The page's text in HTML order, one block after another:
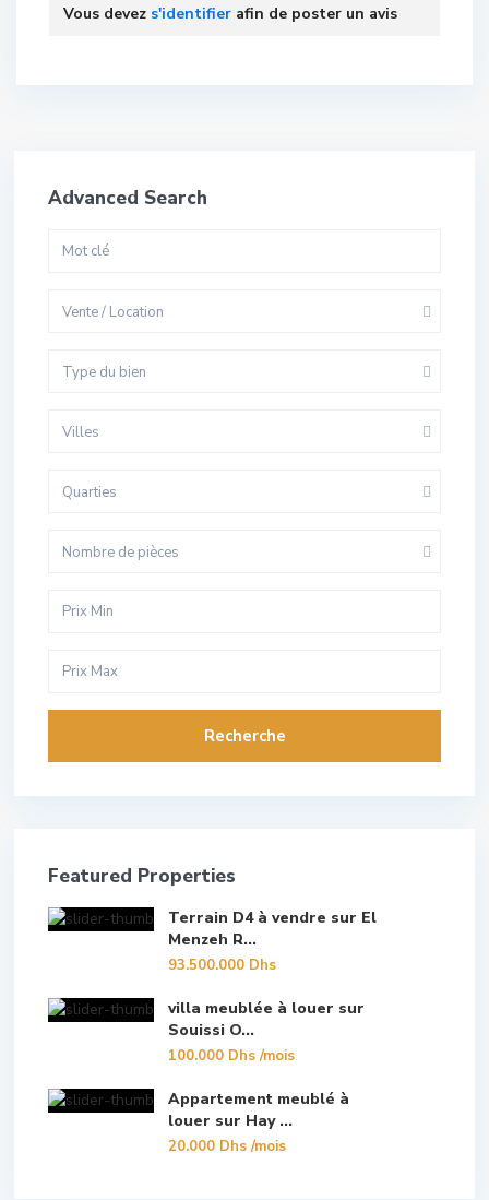
Vous devez s'identifier afin de poster un avis
Advanced Search
Vente / Location
Type du bien
Villes
Quarties
Nombre de pièces
Recherche
Featured Properties
Terrain D4 à vendre sur El
Menzeh R...
93.500.000 Dhs
villa meublée à louer sur
Souissi O...
100.000 Dhs/mois
Appartement meublé à
louer sur Hay ...
20.000 Dhs/mois